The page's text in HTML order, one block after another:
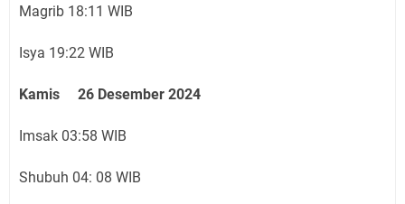
Magrib 18:11 WIB
Isya 19:22 WIB
Kamis 26 Desember 2024
Imsak 03:58 WIB
Shubuh 04: 08 WIB